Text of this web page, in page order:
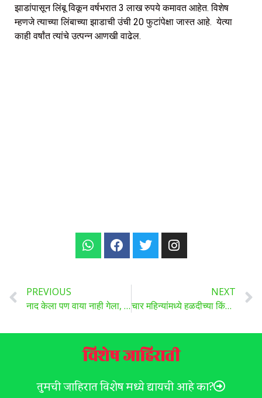
झाडांपासून लिंबू विकून वर्षभरात 3 लाख रुपये कमावत आहेत. विशेष
म्हणजे त्याच्या लिंबाच्या झाडाची उंची 20 फुटांपेक्षा जास्त आहे. येत्या
काही वर्षांत त्यांचे उत्पन्न आणखी वाढेल.
PREVIOUS
नाद केला पण वाया नाही गेला, द्राक्ष पेटीला ५०१ रुपये दर , कोंगनोळी च्या ढवळे बंधूनी केला ह्या वर्षी च्या द्राक्ष हंगामाचा श्रीगणेशा.
NEXT
चार महिन्यांमध्ये हळदीच्या किंमतीत 180 टक्क्यांनी वाढ, या कारणामुळे मिळतोय हळदीला चांगला भाव? वाचा सविस्तर…
विशेष जाहिराती
तुमची जाहिरात विशेष मध्ये द्यायची आहे का?